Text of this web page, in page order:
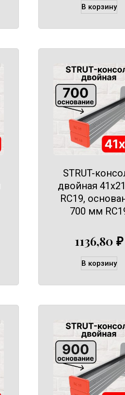
В корзину
STRUT-
двойная
RC19,
700 мм
1136,80 ₽
В корзину